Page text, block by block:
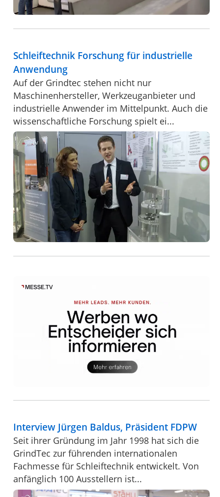
Schleiftechnik Forschung für industrielle
Anwendung
Auf der Grindtec stehen nicht nur
Maschinenhersteller, Werkzeuganbieter und
industrielle Anwender im Mittelpunkt. Auch die
wissenschaftliche Forschung spielt ei...
Interview Jürgen Baldus, Präsident FDPW
Seit ihrer Gründung im Jahr 1998 hat sich die
GrindTec zur führenden internationalen
Fachmesse für Schleiftechnik entwickelt. Von
anfänglich 100 Ausstellern ist...